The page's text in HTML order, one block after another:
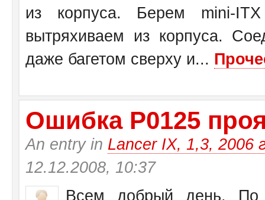
из корпуса. Берем mini-
вытряхиваем из корпуса.
даже багетом сверху и...
Ошибка Р0125
An entry in Lancer IX, 1,3, 2006
12.12.2008, 10:37
Всем добрый день. По